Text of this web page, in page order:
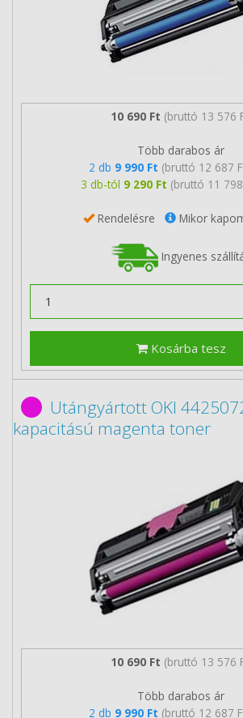
10 690 Ft (bruttó 13 576
Több darabos ár
2 db 9 990 Ft (bruttó 12 687
3 db-tól 9 290 Ft (bruttó 11
Rendelésre Mikor
Ingyenes
Kosárba tesz
Utángyártott OKI
kapacitású magenta toner
10 690 Ft (bruttó 13 576
Több darabos ár
2 db 9 990 Ft (bruttó 12 687